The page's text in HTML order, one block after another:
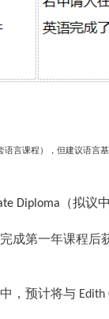
语言课程），但建议语言
Diploma （拟议中
成第一年课程后
，预计将与Edith